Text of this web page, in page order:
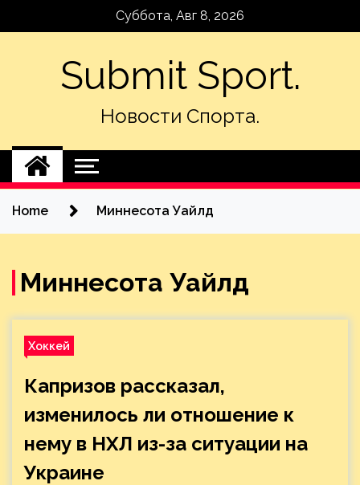
Суббота, Авг 8, 2026
Submit Sport.
Новости Спорта.
Home Миннесота Уайлд
Миннесота Уайлд
Хоккей
Капризов рассказал,
изменилось ли отношение к
нему в НХЛ из-за ситуации на
Украине